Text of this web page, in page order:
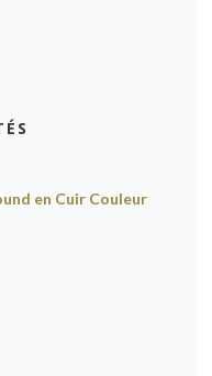
en Cuir Couleur